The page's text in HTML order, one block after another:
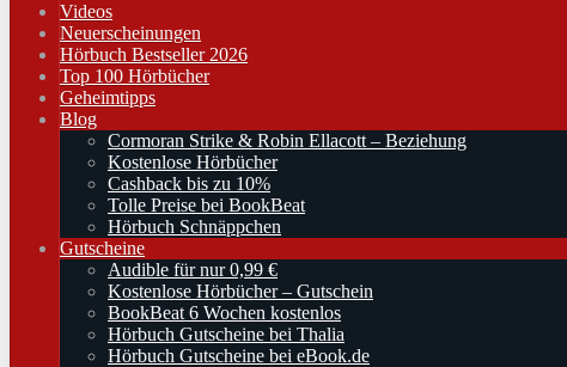
Videos
Neuerscheinungen
Hörbuch Bestseller 2026
Top 100 Hörbücher
Geheimtipps
Blog
Cormoran Strike & Robin Ellacott – Beziehung
Kostenlose Hörbücher
Cashback bis zu 10%
Tolle Preise bei BookBeat
Hörbuch Schnäppchen
Gutscheine
Audible für nur 0,99 €
Kostenlose Hörbücher – Gutschein
BookBeat 6 Wochen kostenlos
Hörbuch Gutscheine bei Thalia
Hörbuch Gutscheine bei eBook.de